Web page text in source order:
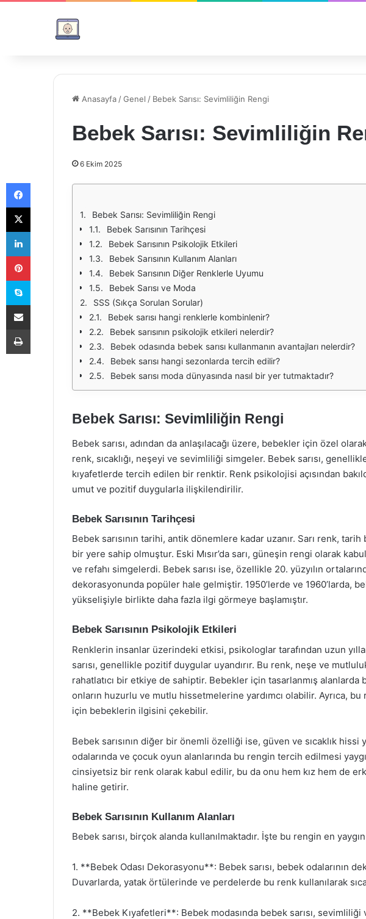
Anasayfa /Genel / Bebek Sarısı: Sevimliliğin Rengi
Bebek Sarısı: Sevimliliğin
6 Ekim 2025
Bebek Sarısı: Sevimliliğin Rengi
Bebek Sarısının Tarihçesi
Bebek Sarısının Psikolojik Etkileri
Bebek Sarısının Kullanım Alanları
Bebek Sarısının Diğer Renklerle Uyumu
Bebek Sarısı ve Moda
SSS (Sıkça Sorulan Sorular)
Bebek sarısı hangi renklerle kombinlenir?
Bebek sarısının psikolojik etkileri nelerdir?
Bebek odasında bebek sarısı kullanmanın avantajları nelerdir?
Bebek sarısı hangi sezonlarda tercih edilir?
Bebek sarısı moda dünyasında nasıl bir yer tutmaktadır?
Bebek Sarısı: Sevimliliğin Rengi
Bebek sarısı, adından da anlaşılacağı üzere, bebekler için özel
renk, sıcaklığı, neşeyi ve sevimliliği simgeler. Bebek sarısı,
kıyafetlerde tercih edilen bir renktir. Renk psikolojisi açısından
umut ve pozitif duygularla ilişkilendirilir.
Bebek Sarısının Tarihçesi
Bebek sarısının tarihi, antik dönemlere kadar uzanır. Sarı renk,
bir yere sahip olmuştur. Eski Mısır’da sarı, güneşin rengi olarak
ve refahı simgelerdi. Bebek sarısı ise, özellikle 20. yüzyılın
dekorasyonunda popüler hale gelmiştir. 1950’lerde ve 1960’larda,
yükselişiyle birlikte daha fazla ilgi görmeye başlamıştır.
Bebek Sarısının Psikolojik Etkileri
Renklerin insanlar üzerindeki etkisi, psikologlar tarafından uzun
sarısı, genellikle pozitif duygular uyandırır. Bu renk, neşe ve
rahatlatıcı bir etkiye de sahiptir. Bebekler için tasarlanmış alanlarda
onların huzurlu ve mutlu hissetmelerine yardımcı olabilir. Ayrıca,
için bebeklerin ilgisini çekebilir.
Bebek sarısının diğer bir önemli özelliği ise, güven ve sıcaklık hissi
odalarında ve çocuk oyun alanlarında bu rengin tercih edilmesi
cinsiyetsiz bir renk olarak kabul edilir, bu da onu hem kız hem de
haline getirir.
Bebek Sarısının Kullanım Alanları
Bebek sarısı, birçok alanda kullanılmaktadır. İşte bu rengin en yaygın
1. **Bebek Odası Dekorasyonu**: Bebek sarısı, bebek odalarının
Duvarlarda, yatak örtülerinde ve perdelerde bu renk kullanılarak
2. **Bebek Kıyafetleri**: Bebek modasında bebek sarısı,
Facebook
X
LinkedIn
Pinterest
Skype
E-Posta ile paylaş